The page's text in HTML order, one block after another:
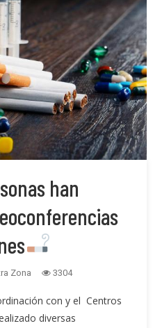
han
Zona 3304
con y el Centros
diversas